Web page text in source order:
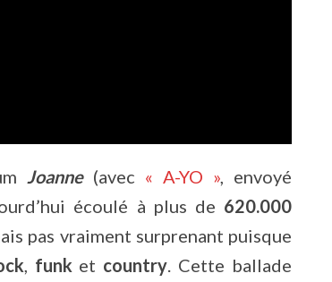
Joanne(avec « A-YO », envoyé
écoulé à plus de 620.000
pas vraiment surprenant puisque
, funk et country. Cette ballade